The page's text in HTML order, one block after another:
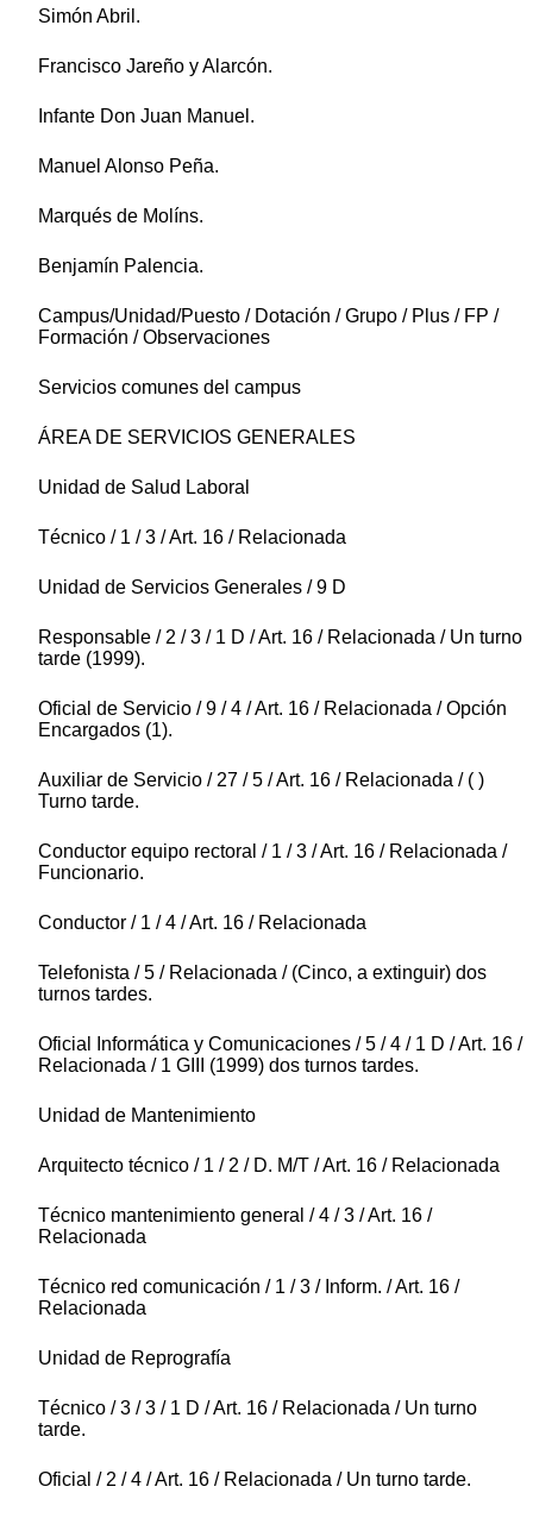
Simón Abril.
Francisco Jareño y Alarcón.
Infante Don Juan Manuel.
Manuel Alonso Peña.
Marqués de Molíns.
Benjamín Palencia.
Campus/Unidad/Puesto / Dotación / Grupo / Plus / FP /
Formación / Observaciones
Servicios comunes del campus
ÁREA DE SERVICIOS GENERALES
Unidad de Salud Laboral
Técnico / 1 / 3 / Art. 16 / Relacionada
Unidad de Servicios Generales / 9 D
Responsable / 2 / 3 / 1 D / Art. 16 / Relacionada / Un turno
tarde (1999).
Oficial de Servicio / 9 / 4 / Art. 16 / Relacionada / Opción
Encargados (1).
Auxiliar de Servicio / 27 / 5 / Art. 16 / Relacionada / ( )
Turno tarde.
Conductor equipo rectoral / 1 / 3 / Art. 16 / Relacionada /
Funcionario.
Conductor / 1 / 4 / Art. 16 / Relacionada
Telefonista / 5 / Relacionada / (Cinco, a extinguir) dos
turnos tardes.
Oficial Informática y Comunicaciones / 5 / 4 / 1 D / Art. 16 /
Relacionada / 1 GIII (1999) dos turnos tardes.
Unidad de Mantenimiento
Arquitecto técnico / 1 / 2 / D. M/T / Art. 16 / Relacionada
Técnico mantenimiento general / 4 / 3 / Art. 16 /
Relacionada
Técnico red comunicación / 1 / 3 / Inform. / Art. 16 /
Relacionada
Unidad de Reprografía
Técnico / 3 / 3 / 1 D / Art. 16 / Relacionada / Un turno
tarde.
Oficial / 2 / 4 / Art. 16 / Relacionada / Un turno tarde.